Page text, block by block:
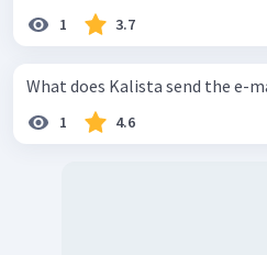
1 3.7
What does Kalista send the e-
1 4.6